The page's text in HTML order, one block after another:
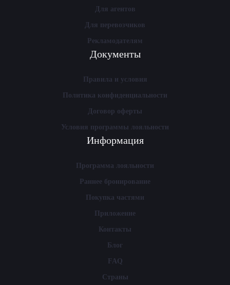
Для агентов
Для перевозчиков
Рекламодателям
Документы
Правила и условия
Политика конфиденциальности
Договор оферты
Условия программы лояльности
Информация
Программа лояльности
Раннее бронирование
Покупка частями
Приложение
Контакты
Блог
FAQ
Страны